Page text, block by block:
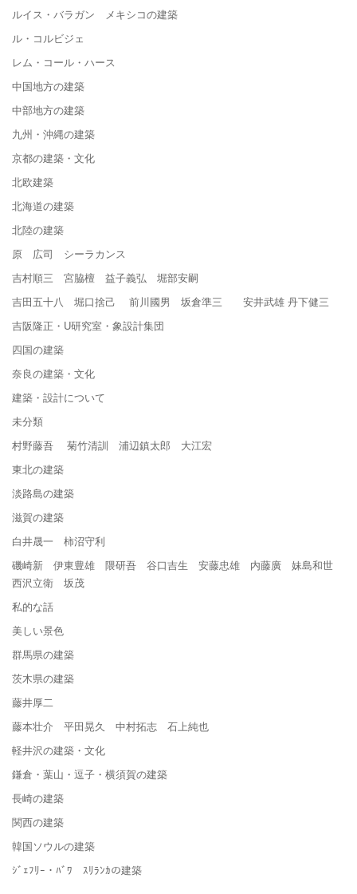
ルイス・バラガン メキシコの建築
ル・コルビジェ
レム・コール・ハース
中国地方の建築
中部地方の建築
九州・沖縄の建築
京都の建築・文化
北欧建築
北海道の建築
北陸の建築
原 広司 シーラカンス
吉村順三 宮脇檀 益子義弘 堀部安嗣
吉田五十八 堀口捨己 前川國男 坂倉準三 安井武雄 丹下健三
吉阪隆正・U研究室・象設計集団
四国の建築
奈良の建築・文化
建築・設計について
未分類
村野藤吾 菊竹清訓 浦辺鎮太郎 大江宏
東北の建築
淡路島の建築
滋賀の建築
白井晟一 柿沼守利
磯崎新 伊東豊雄 隈研吾 谷口吉生 安藤忠雄 内藤廣 妹島和世
西沢立衛 坂茂
私的な話
美しい景色
群馬県の建築
茨木県の建築
藤井厚二
藤本壮介 平田晃久 中村拓志 石上純也
軽井沢の建築・文化
鎌倉・葉山・逗子・横須賀の建築
長崎の建築
関西の建築
韓国ソウルの建築
ｼﾞｪﾌﾘｰ・ﾊﾞﾜ ｽﾘﾗﾝｶの建築